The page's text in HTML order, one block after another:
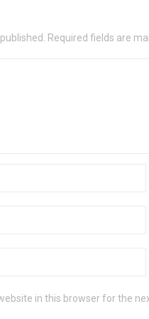
Required fields are
in this browser for the